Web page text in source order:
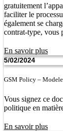
gratuitement
faciliter le
également se
contrat-type, vous
En savoir plus
5/02/2024
GSM Policy –
Vous signez ce
politique en
En savoir plus